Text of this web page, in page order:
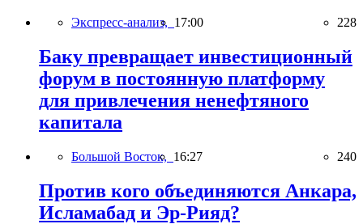
Экспресс-анализ, 17:00 228
Баку превращает инвестиционный
форум в постоянную платформу
для привлечения ненефтяного
капитала
Большой Восток, 16:27 240
Против кого объединяются Анкара,
Исламабад и Эр-Рияд?